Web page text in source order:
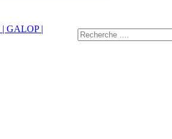
GALOP |